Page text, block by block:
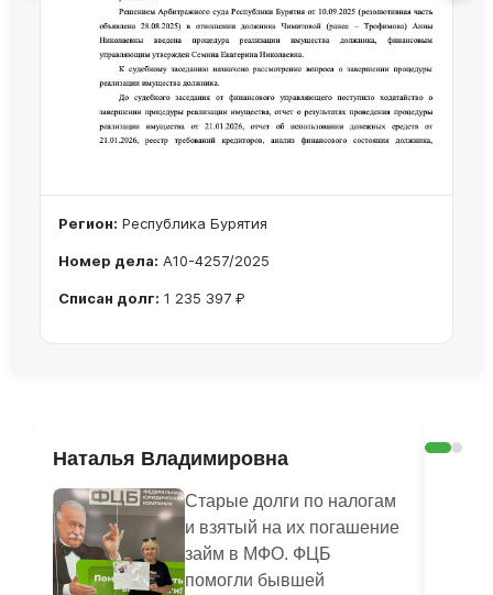
Регион: Республика Бурятия
Номер дела: А10-4257/2025
Списан долг: 1 235 397 ₽
Наталья Владимировна
Старые долги по налогам
и взятый на их погашение
займ в МФО. ФЦБ
помогли бывшей